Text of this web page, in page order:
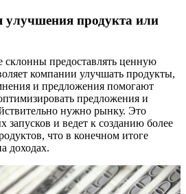
улучшения продукта или
склонны предоставлять ценную
компании улучшать продукты,
и предложения помогают
предложения и
нужно рынку. Это
запусков и ведет к созданию более
что в конечном итоге
доходах.